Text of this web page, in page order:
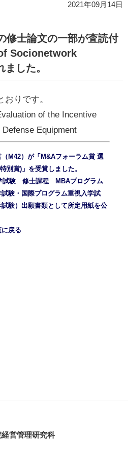
2021年09月14日
修士論文の一部が査読付
Socionetwork
した。
りです。
of the Incentive
Equipment
M42）が「M&Aフォーラム賞 選
別賞)」を受賞しました。
試験 修士課程 MBAプログラム
験・国際プログラム重視入学試
験）出願書類として所定用紙を公
戻る
営管理研究科